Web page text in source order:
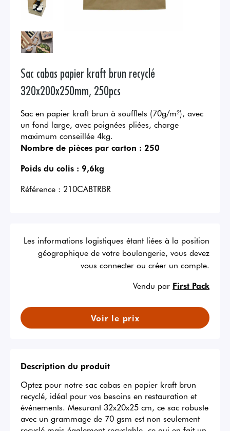
Sac cabas papier kraft brun recyclé
320x200x250mm, 250pcs
Sac en papier kraft brun à soufflets (70g/m²), avec
un fond large, avec poignées pliées, charge
maximum conseillée 4kg.
Nombre de pièces par carton : 250
Poids du colis : 9,6kg
Référence : 210CABTRBR
Les informations logistiques étant liées à la position
géographique de votre boulangerie, vous devez
vous connecter ou créer un compte.
Vendu par First Pack
Voir le prix
Description du produit
Optez pour notre sac cabas en papier kraft brun
recyclé, idéal pour vos besoins en restauration et
événements. Mesurant 32x20x25 cm, ce sac robuste
avec un grammage de 70 gsm est non seulement